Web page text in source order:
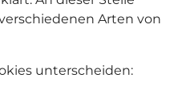
Arten von
unterscheiden: